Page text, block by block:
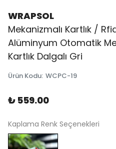
WRAPSOL
Mekanizmalı Kartlık /
Alüminyum Otomatik
Kartlık Dalgalı Gri
Ürün Kodu: WCPC-19
₺ 559.00
Kaplama Renk Seçenekleri